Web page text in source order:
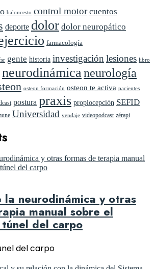
baloncesto control motor cuentos
deporte dolor dolor neuropático
farmacología
gente historia investigación lesiones libro
neurodinámicaneurología
osteon formación osteon te activa pacientes
postura praxis propiocepción SEFID
Universidad vendaje videopodcast zérapi
la neurodinámica y otras
manual sobre el
del carpo
del carpo